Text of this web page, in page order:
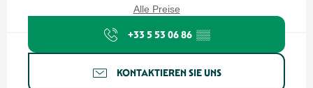
Alle Preise
+33 5 53 06 86 ▒▒
KONTAKTIEREN SIE UNS